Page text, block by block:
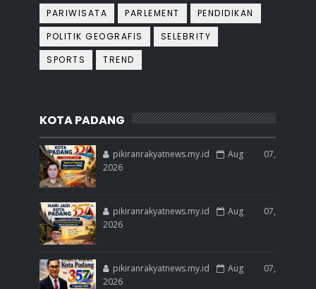
PARIWISATA
PARLEMENT
PENDIDIKAN
POLITIK GEOGRAFIS
SELEBRITY
SPORTS
TREND
KOTA PADANG
pikiranrakyatnews.my.id
Aug 07,
2026
pikiranrakyatnews.my.id
Aug 07,
2026
pikiranrakyatnews.my.id
Aug 07,
2026